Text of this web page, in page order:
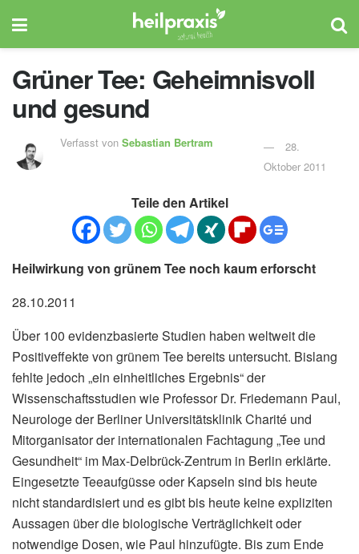
Grüner Tee: Geheimnisvoll
und gesund
Verfasst vonSebastian Bertram
28.
Oktober 2011
Teile den Artikel
Heilwirkung von grünem Tee noch kaum erforscht
28.10.2011
Über 100 evidenzbasierte Studien haben weltweit die
Positiveffekte von grünem Tee bereits untersucht. Bislang
fehlte jedoch „ein einheitliches Ergebnis“ der
Wissenschaftsstudien wie Professor Dr. Friedemann Paul,
Neurologe der Berliner Universitätsklinik Charité und
Mitorganisator der internationalen Fachtagung „Tee und
Gesundheit“ im Max-Delbrück-Zentrum in Berlin erklärte.
Eingesetzte Teeaufgüsse oder Kapseln sind bis heute
nicht standardisiert und es gibt bis heute keine expliziten
Aussagen über die biologische Verträglichkeit oder
notwendige Dosen, wie Paul hinzufügte. Bis zum Ende